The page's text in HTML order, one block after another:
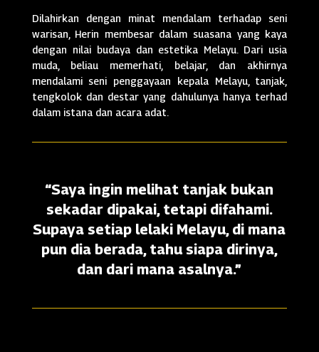
Dilahirkan dengan minat mendalam terhadap seni
warisan, Herin membesar dalam suasana yang kaya
dengan nilai budaya dan estetika Melayu. Dari usia
muda, beliau memerhati, belajar, dan akhirnya
mendalami seni penggayaan kepala Melayu, tanjak,
tengkolok dan destar yang dahulunya hanya terhad
dalam istana dan acara adat.
“Saya ingin melihat tanjak bukan
sekadar dipakai, tetapi difahami.
Supaya setiap lelaki Melayu, di mana
pun dia berada, tahu siapa dirinya,
dan dari mana asalnya.”